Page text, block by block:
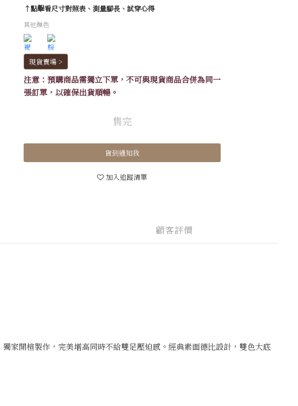
↑點擊看尺寸對照表、測量腳長、試穿心得
其他顏色
現貨賣場 >
注意：預購商品需獨立下單，不可與現貨商品合併為同一
張訂單，以確保出貨順暢。
售完
貨到通知我
加入追蹤清單
顧客評價
家開楦製作，完美增高同時不給雙足壓迫感。經典素面德比設計，雙色大底